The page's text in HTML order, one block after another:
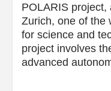
POLARIS project,
Zurich, one of the
for science and
project involves
advanced